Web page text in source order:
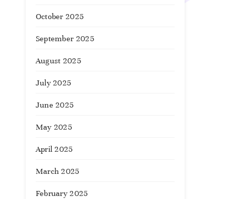
October 2025
September 2025
August 2025
July 2025
June 2025
May 2025
April 2025
March 2025
February 2025